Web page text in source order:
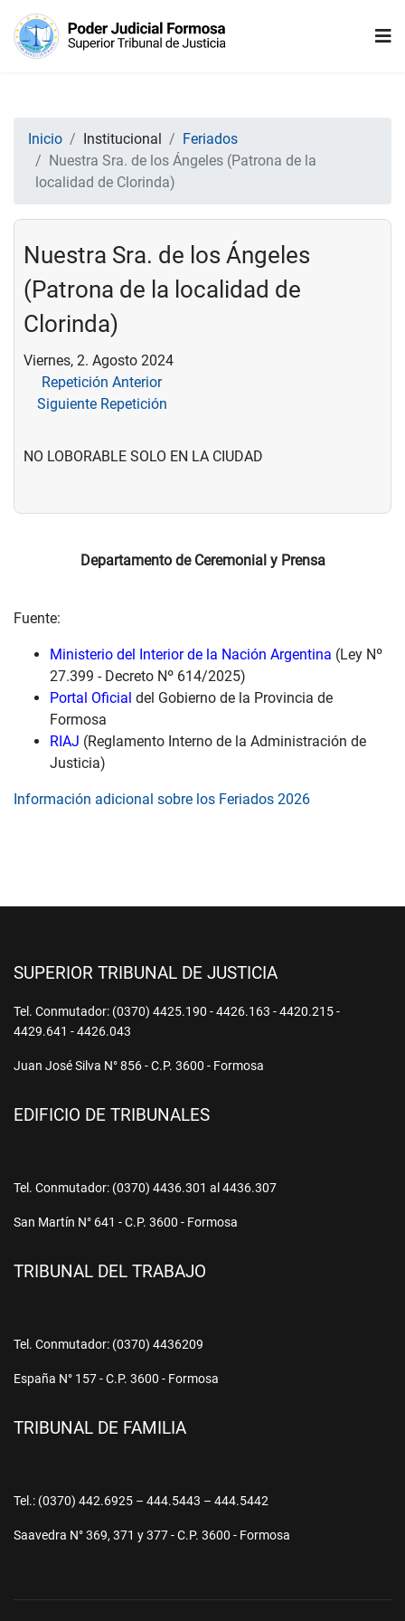
Inicio Institucional
Feriados
Nuestra Sra. de los Ángeles (Patrona de la
localidad de Clorinda)
Nuestra Sra. de los Ángeles
(Patrona de la localidad de
Clorinda)
Viernes, 2. Agosto 2024
Repetición Anterior
Siguiente Repetición
NO LOBORABLE SOLO EN LA CIUDAD
Departamento de Ceremonial y Prensa
Fuente:
Ministerio del Interior de la Nación Argentina (Ley Nº
27.399 - Decreto Nº 614/2025)
Portal Oficial del Gobierno de la Provincia de
Formosa
RIAJ (Reglamento Interno de la Administración de
Justicia)
Información adicional sobre los Feriados 2026
SUPERIOR TRIBUNAL DE JUSTICIA
Tel. Conmutador: (0370) 4425.190 - 4426.163 - 4420.215 -
4429.641 - 4426.043
Juan José Silva N° 856 - C.P. 3600 - Formosa
EDIFICIO DE TRIBUNALES
Tel. Conmutador: (0370) 4436.301 al 4436.307
San Martín N° 641 - C.P. 3600 - Formosa
TRIBUNAL DEL TRABAJO
Tel. Conmutador: (0370) 4436209
España N° 157 - C.P. 3600 - Formosa
TRIBUNAL DE FAMILIA
Tel.: (0370) 442.6925 – 444.5443 – 444.5442
Saavedra N° 369, 371 y 377 - C.P. 3600 - Formosa